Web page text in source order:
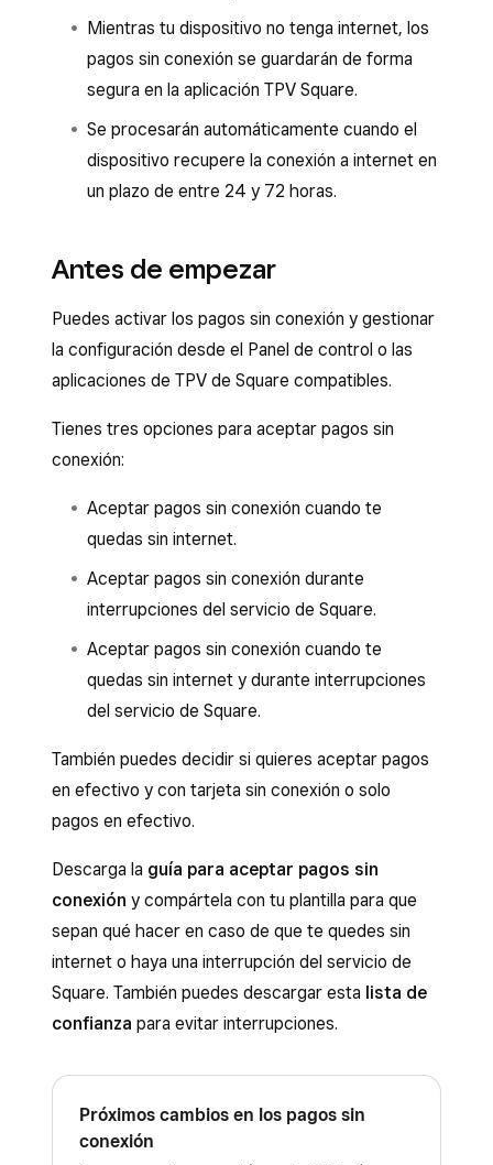
Mientras tu dispositivo no tenga internet, los
pagos sin conexión se guardarán de forma
segura en la aplicación TPV Square.
Se procesarán automáticamente cuando el
dispositivo recupere la conexión a internet en
un plazo de entre 24 y 72 horas.
Antes de empezar
Puedes activar los pagos sin conexión y gestionar
la configuración desde el Panel de control o las
aplicaciones de TPV de Square compatibles.
Tienes tres opciones para aceptar pagos sin
conexión:
Aceptar pagos sin conexión cuando te
quedas sin internet.
Aceptar pagos sin conexión durante
interrupciones del servicio de Square.
Aceptar pagos sin conexión cuando te
quedas sin internet y durante interrupciones
del servicio de Square.
También puedes decidir si quieres aceptar pagos
en efectivo y con tarjeta sin conexión o solo
pagos en efectivo.
Descarga la guía para aceptar pagos sin
conexión y compártela con tu plantilla para que
sepan qué hacer en caso de que te quedes sin
internet o haya una interrupción del servicio de
Square. También puedes descargar esta lista de
confianza para evitar interrupciones.
Próximos cambios en los pagos sin
conexión